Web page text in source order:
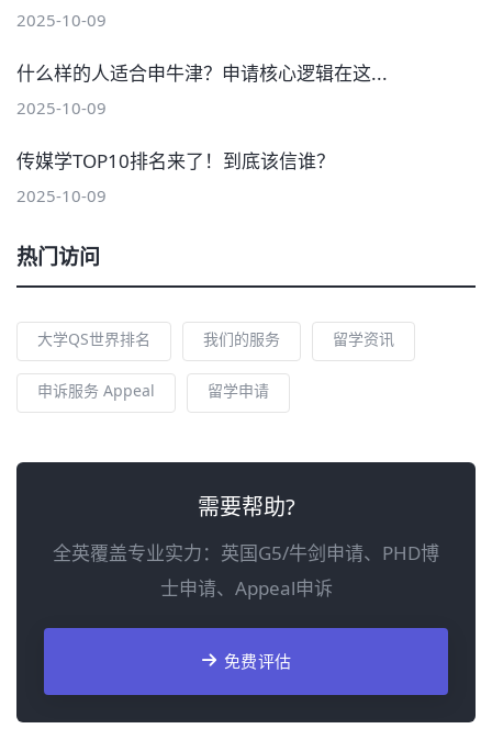
2025-10-09
什么样的人适合申牛津？申请核心逻辑在这...
2025-10-09
传媒学TOP10排名来了！到底该信谁？
2025-10-09
热门访问
大学QS世界排名 我们的服务 留学资讯
申诉服务 Appeal 留学申请
需要帮助?
全英覆盖专业实力：英国G5/牛剑申请、PHD博
士申请、Appeal申诉
免费评估